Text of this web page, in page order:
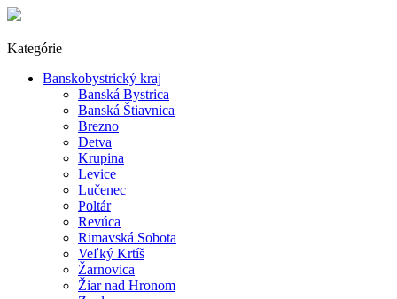
Kategórie
Banskobystrický kraj
Banská Bystrica
Banská Štiavnica
Brezno
Detva
Krupina
Levice
Lučenec
Poltár
Revúca
Rimavská Sobota
Veľký Krtíš
Žarnovica
Žiar nad Hronom